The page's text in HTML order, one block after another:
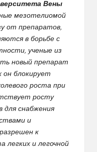
Вены
мезотелиомой
от препаратов,
в борьбе с
ученые из
новый препарат
он блокирует
роста при
росту
для снабжения
и
к
легких и легочной